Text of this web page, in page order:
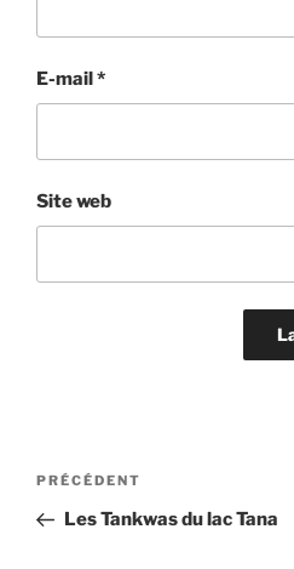
E-mail*
Site web
Navigation
l’article
Article
précédent
PRÉCÉDENT
Les Tankwas du lac Tana